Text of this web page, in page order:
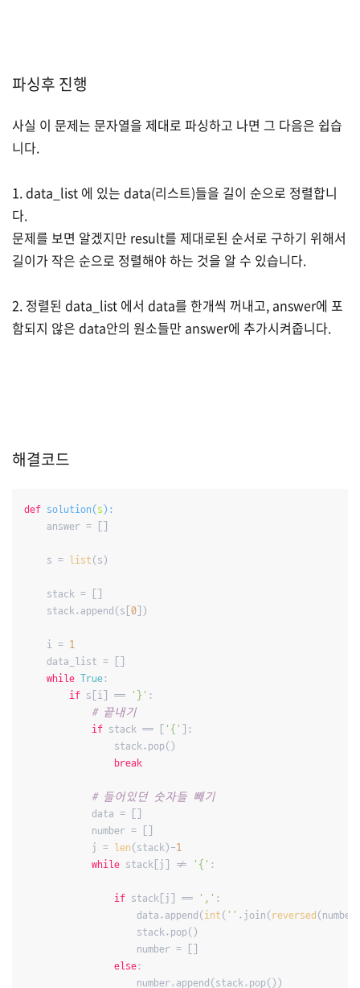
파싱후 진행
사실 이 문제는 문자열을 제대로 파싱하고 나면 그 다음은 쉽습
니다.
1. data_list 에 있는 data(리스트)들을 길이 순으로 정렬합니
다.
문제를 보면 알겠지만 result를 제대로된 순서로 구하기 위해서
길이가 작은 순으로 정렬해야 하는 것을 알 수 있습니다.
2. 정렬된 data_list 에서 data를 한개씩 꺼내고, answer에 포
함되지 않은 data안의 원소들만 answer에 추가시켜줍니다.
해결코드
def solution(s ):
    answer = []
    s =
list (s)
    stack = []
    stack.append(s[
0 ])
    i =
1
    data_list = []
while True:
if s[i] == '}' :
# 끝내기
if stack == [ '{'
]:
                stack.pop()
break
# 들어있던 숫자들 빼기
            data = []
            number = []
            j =
len (stack)-1
while stack[j] != '{' :
if stack[j] == ',' :
                    data.append(
int ( '' .join( reversed
                    stack.pop()
                    number = []
else:
                    number.append(stack.pop())